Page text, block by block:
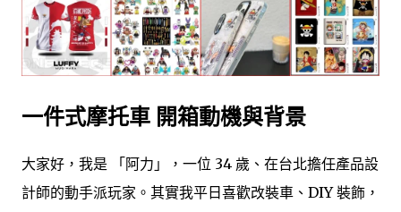
一件式摩托車 開箱動機與背景
大家好，我是 「阿力」，一位 34 歲、在台北擔任產品設
計師的動手派玩家。其實我平日喜歡改裝車、DIY 裝飾，